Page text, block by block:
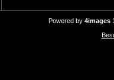
Powered by 4images